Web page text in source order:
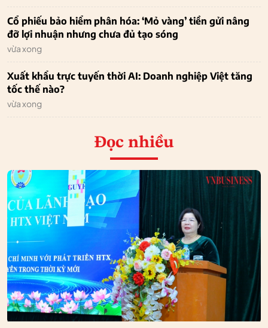
Cổ phiếu bảo hiểm phân hóa: ‘Mỏ vàng’ tiền gửi nâng
đỡ lợi nhuận nhưng chưa đủ tạo sóng
vừa xong
Xuất khẩu trực tuyến thời AI: Doanh nghiệp Việt tăng
tốc thế nào?
vừa xong
Đọc nhiều